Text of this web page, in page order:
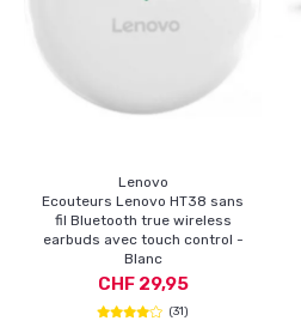
Lenovo
Ecouteurs Lenovo HT38 sans
fil Bluetooth true wireless
earbuds avec touch control -
Blanc
CHF 29,95
(31)